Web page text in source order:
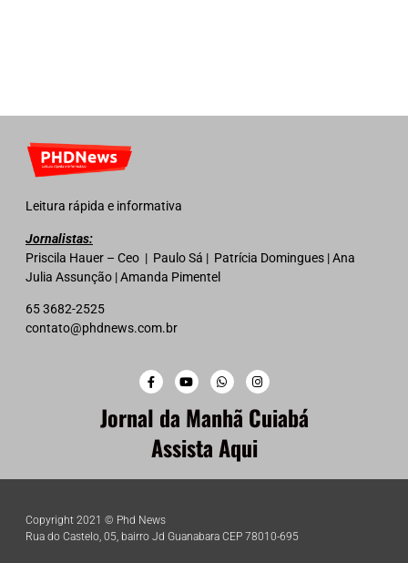
Leitura rápida e informativa
Jornalistas:
Priscila Hauer – Ceo | Paulo Sá | Patrícia Domingues | Ana
Julia Assunção | Amanda Pimentel
65 3682-2525
contato@phdnews.com.br
Jornal da Manhã Cuiabá
Assista Aqui
Copyright 2021 © Phd News
Rua do Castelo, 05, bairro Jd Guanabara CEP 78010-695